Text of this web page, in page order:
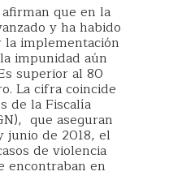
que en la
y ha habido
implementación
impunidad aún
superior al 80
La cifra coincide
de la Fiscalía
que aseguran
junio de 2018, el
de violencia
encontraban en